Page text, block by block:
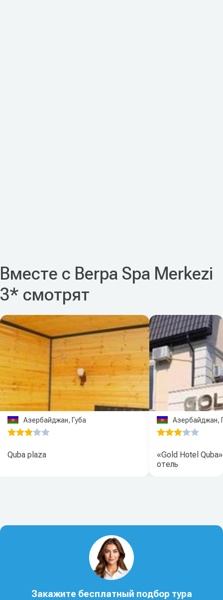
Вместе с Berpa Spa Merkezi
3* смотрят
Азербайджан, Губа
Quba plaza
Азербайджан,
«Gold Hotel
отель
Закажите бесплатный подбор тура